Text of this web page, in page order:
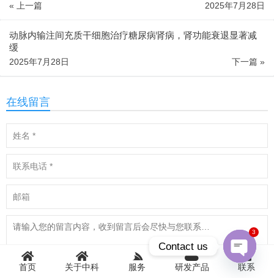
« 上一篇 2025年7月28日
动脉内输注间充质干细胞治疗糖尿病肾病，肾功能衰退显著减
缓
下一篇 »
2025年7月28日
在线留言
首页 关于中科 服务 研发产品 联系
Contact us
Open
chaty